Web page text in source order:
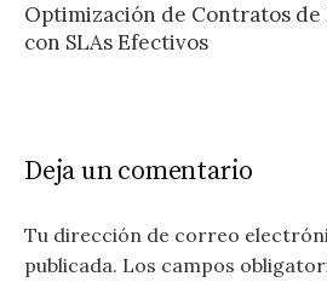
Optimización de Contratos
con SLAs Efectivos
Deja un comentario
Tu dirección de correo
publicada. Los campos